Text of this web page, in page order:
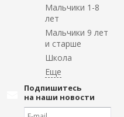
Мальчики 1-8
лет
Мальчики 9 лет
и старше
Школа
Подпишитесь
на наши новости